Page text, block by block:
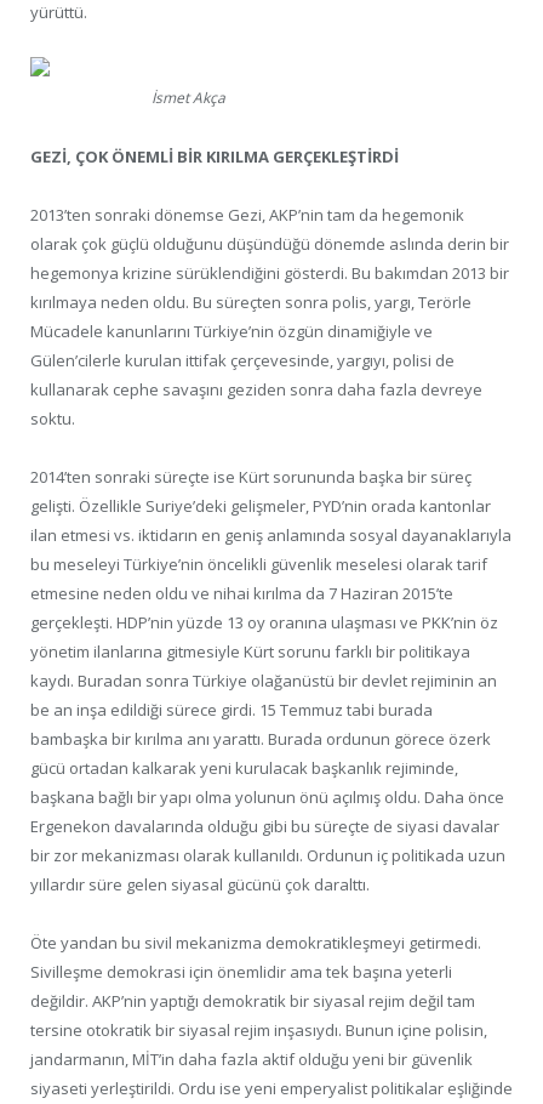
yürüttü.
İsmet Akça
GEZİ, ÇOK ÖNEMLİ BİR KIRILMA GERÇEKLEŞTİRDİ
2013’ten sonraki dönemse Gezi, AKP’nin tam da hegemonik
olarak çok güçlü olduğunu düşündüğü dönemde aslında derin bir
hegemonya krizine sürüklendiğini gösterdi. Bu bakımdan 2013 bir
kırılmaya neden oldu. Bu süreçten sonra polis, yargı, Terörle
Mücadele kanunlarını Türkiye’nin özgün dinamiğiyle ve
Gülen’cilerle kurulan ittifak çerçevesinde, yargıyı, polisi de
kullanarak cephe savaşını geziden sonra daha fazla devreye
soktu.
2014’ten sonraki süreçte ise Kürt sorununda başka bir süreç
gelişti. Özellikle Suriye’deki gelişmeler, PYD’nin orada kantonlar
ilan etmesi vs. iktidarın en geniş anlamında sosyal dayanaklarıyla
bu meseleyi Türkiye’nin öncelikli güvenlik meselesi olarak tarif
etmesine neden oldu ve nihai kırılma da 7 Haziran 2015’te
gerçekleşti. HDP’nin yüzde 13 oy oranına ulaşması ve PKK’nin öz
yönetim ilanlarına gitmesiyle Kürt sorunu farklı bir politikaya
kaydı. Buradan sonra Türkiye olağanüstü bir devlet rejiminin an
be an inşa edildiği sürece girdi. 15 Temmuz tabi burada
bambaşka bir kırılma anı yarattı. Burada ordunun görece özerk
gücü ortadan kalkarak yeni kurulacak başkanlık rejiminde,
başkana bağlı bir yapı olma yolunun önü açılmış oldu. Daha önce
Ergenekon davalarında olduğu gibi bu süreçte de siyasi davalar
bir zor mekanizması olarak kullanıldı. Ordunun iç politikada uzun
yıllardır süre gelen siyasal gücünü çok daralttı.
Öte yandan bu sivil mekanizma demokratikleşmeyi getirmedi.
Sivilleşme demokrasi için önemlidir ama tek başına yeterli
değildir. AKP’nin yaptığı demokratik bir siyasal rejim değil tam
tersine otokratik bir siyasal rejim inşasıydı. Bunun içine polisin,
jandarmanın, MİT’in daha fazla aktif olduğu yeni bir güvenlik
siyaseti yerleştirildi. Ordu ise yeni emperyalist politikalar eşliğinde